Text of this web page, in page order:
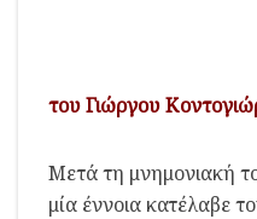
του Γιώργου
Μετά τη μνημονιακή
μία έννοια κατέλαβε